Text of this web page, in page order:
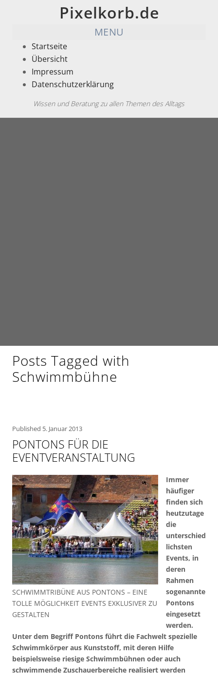
Pixelkorb.de
MENU
Startseite
Übersicht
Impressum
Datenschutzerklärung
Wissen und Beratung zu allen Themen des Alltags
Posts Tagged with
Schwimmbühne
Published 5. Januar 2013
PONTONS FÜR DIE
EVENTVERANSTALTUNG
SCHWIMMTRIBÜNE AUS PONTONS – EINE
TOLLE MÖGLICHKEIT EVENTS EXKLUSIVER ZU
GESTALTEN
Immer
häufiger
finden sich
heutzutage
die
unterschied
lichsten
Events, in
deren
Rahmen
sogenannte
Pontons
eingesetzt
werden.
Unter dem Begriff Pontons führt die Fachwelt spezielle
Schwimmkörper aus Kunststoff, mit deren Hilfe
beispielsweise riesige Schwimmbühnen oder auch
schwimmende Zuschauerbereiche realisiert werden